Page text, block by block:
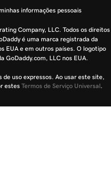
informações pessoais
Company, LLC. Todos os direitos
é uma marca registrada da
EUA e em outros países. O logotipo
GoDaddy.com, LLC nos EUA.
uso expressos. Ao usar este site,
estesTermos de Serviço Universal.